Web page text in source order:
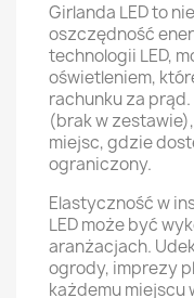
Girlanda LED to
oszczędność
technologii LED,
oświetleniem,
rachunku za
(brak w
miejsc, gdzie
ograniczony.
Elastyczność w
LED może być
aranżacjach.
ogrody, imprezy
każdemu miejscu